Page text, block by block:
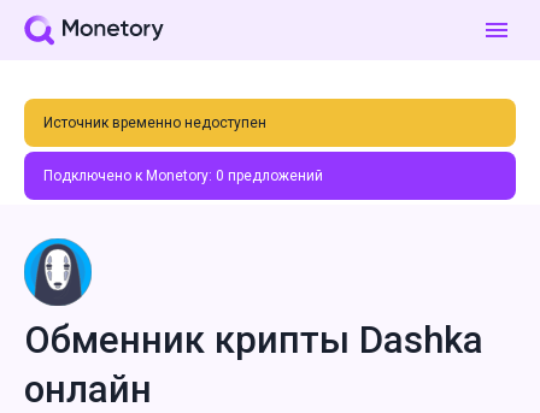
Источник временно недоступен
Подключено к Monetory: 0 предложений
Обменник крипты Dashka
онлайн